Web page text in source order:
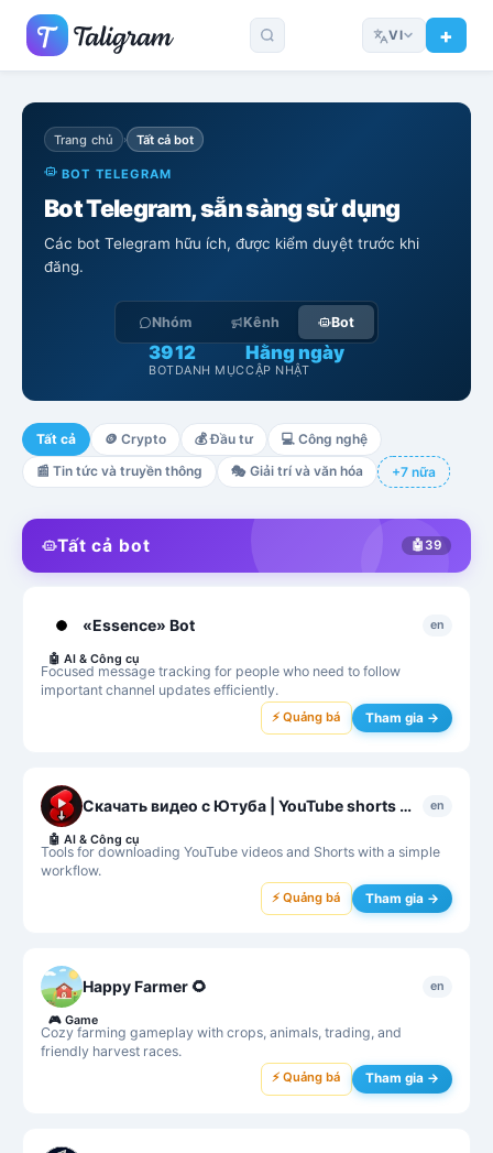
VI
Trang chủ › Tất cả bot
BOT TELEGRAM
Bot Telegram, sẵn sàng sử dụng
Các bot Telegram hữu ích, được kiểm duyệt trước khi
đăng.
Nhóm Kênh Bot
39
BOT
12
DANH MỤC
Hằng ngày
CẬP NHẬT
Tất cả 🪙 Crypto 💰 Đầu tư 💻 Công nghệ
📰 Tin tức và truyền thông 🎭 Giải trí và văn hóa +7 nữa
Tất cả bot 🤖 39
«Essence» Bot en
Focused message tracking for people who need to follow
important channel updates efficiently.
🤖 AI & Công cụ
⚡ Quảng bá Tham gia →
Скачать видео с Ютуба | YouTube shorts Downloader en
Tools for downloading YouTube videos and Shorts with a simple
workflow.
🤖 AI & Công cụ
⚡ Quảng bá Tham gia →
Happy Farmer 🌻 en
Cozy farming gameplay with crops, animals, trading, and
friendly harvest races.
🎮 Game
⚡ Quảng bá Tham gia →